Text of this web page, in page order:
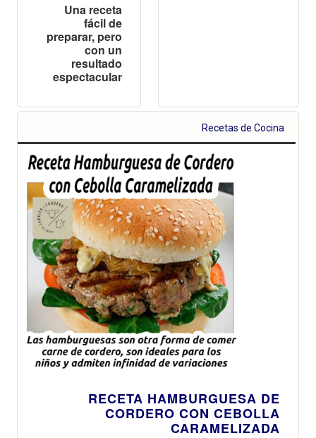
Una receta
fácil de
preparar, pero
con un
resultado
espectacular
Recetas de Cocina
RECETA HAMBURGUESA DE
CORDERO CON CEBOLLA
CARAMELIZADA